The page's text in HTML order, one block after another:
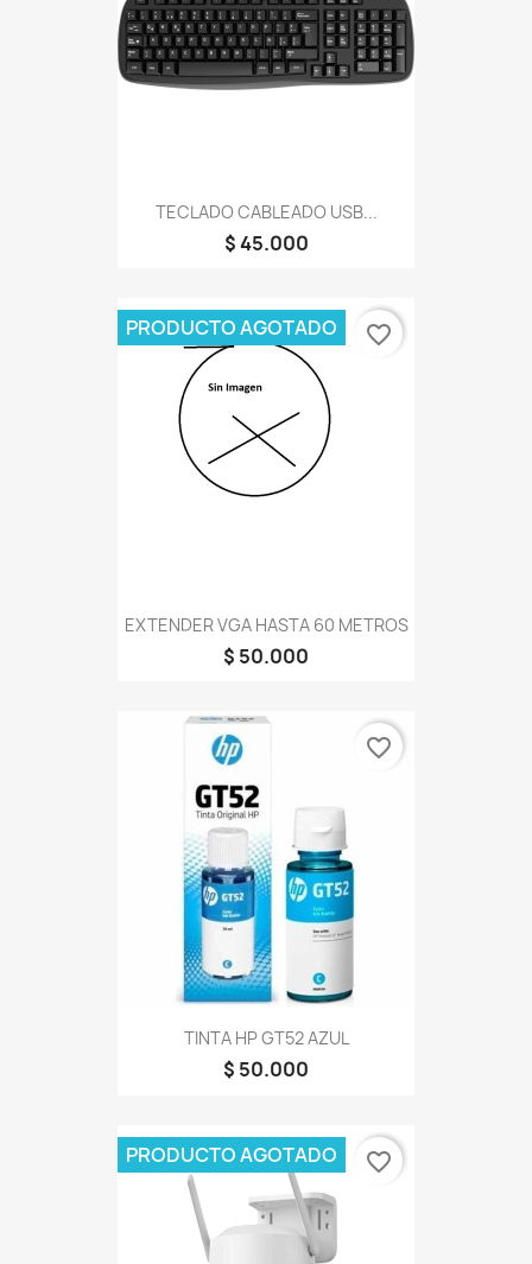
TECLADO CABLEADO USB...
$ 45.000
EXTENDER VGA HASTA 60 METROS
$ 50.000
PRODUCTO AGOTADO favorite_border
TINTA HP GT52 AZUL
$ 50.000
favorite_border
PRODUCTO AGOTADO favorite_border